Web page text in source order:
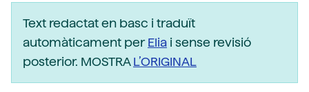
Text redactat en basc i traduït
automàticament perElia i sense revisió
posterior. MOSTRAL’ORIGINAL